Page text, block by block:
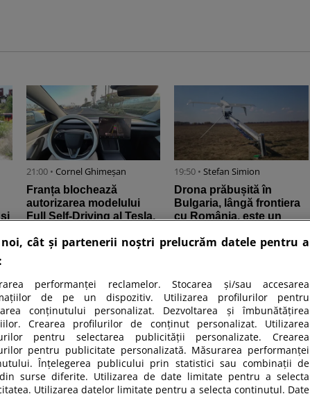
21:00 • Cornel Ghimeșan
Franța blochează
autorizarea modelului
Full Self-Driving al Tesla,
siguranță ...
19:50 •Stefan Simion
Drona prăbușită în
Bulgaria, lângă frontiera
cu România, este un
Maya, ...
13:00 •Stefan Simion
Franța atinge un record
al angajării persoanelor
cât și partenerii noștri prelucrăm datele pentru a
performanței reclamelor. Stocarea și/sau accesarea
de pe un dispozitiv. Utilizarea profilurilor pentru
conținutului personalizat. Dezvoltarea și îmbunătățirea
Crearea profilurilor de conținut personalizat. Utilizarea
pentru selectarea publicității personalizate. Crearea
pentru publicitate personalizată. Măsurarea performanței
Înțelegerea publicului prin statistici sau combinații de
surse diferite. Utilizarea de date limitate pentru a selecta
Utilizarea datelor limitate pentru a selecta conținutul. Date